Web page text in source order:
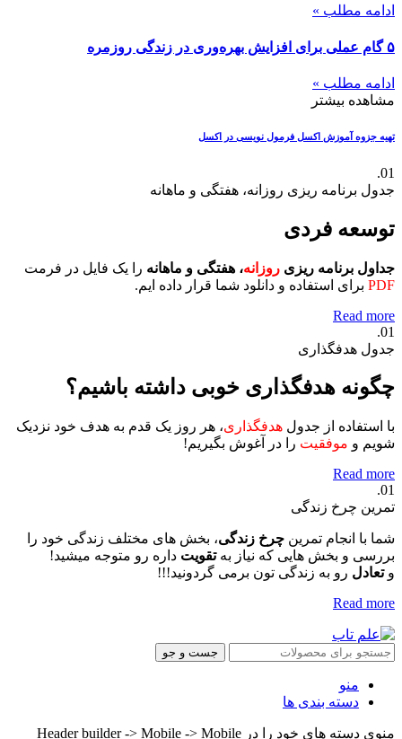
ادامه مطلب »
۵ گام عملی برای افزایش بهره‌وری در زندگی روزمره
ادامه مطلب »
مشاهده بیشتر
تهیه جزوه آموزش اکسل فرمول نویسی در اکسل
01.
جدول برنامه ریزی روزانه، هفتگی و ماهانه
توسعه فردی
جداول برنامه ریزی روزانه، هفتگی و ماهانه را یک فایل در فرمت
PDF برای استفاده و دانلود شما قرار داده ایم.
Read more
01.
جدول هدفگذاری
چگونه هدفگذاری خوبی داشته باشیم؟
با استفاده از جدول هدفگذاری، هر روز یک قدم به هدف خود نزدیک
شویم و موفقیت را در آغوش بگیریم!
Read more
01.
تمرین چرخ زندگی
شما با انجام تمرین چرخ زندگی، بخش های مختلف زندگی خود را
بررسی و بخش هایی که نیاز بهتقویت داره رو متوجه میشید!
وتعادل رو به زندگی تون برمی گردونید!!!
Read more
جست و جو
منو
دسته بندی ها
منوی دسته های خود را در Header builder -> Mobile -> Mobile